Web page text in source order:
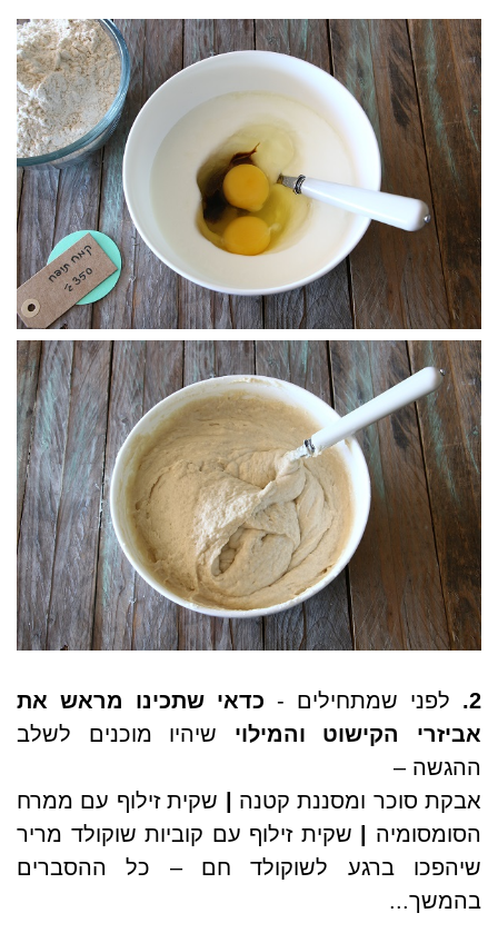
2. לפני שמתחילים - כדאי שתכינו מראש את
אביזרי הקישוט והמילוי שיהיו מוכנים לשלב
ההגשה –
אבקת סוכר ומסננת קטנה | שקית זילוף עם ממרח
הסומסומיה | שקית זילוף עם קוביות שוקולד מריר
שיהפכו ברגע לשוקולד חם – כל ההסברים
בהמשך...